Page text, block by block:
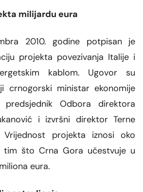
milijardu eura
2010. godine potpisan je
projekta povezivanja Italije i
kablom. Ugovor su
crnogorski ministar ekonomije
predsjednik Odbora direktora
i izvršni direktor Terne
Vrijednost projekta iznosi oko
tim što Crna Gora učestvuje u
eura.